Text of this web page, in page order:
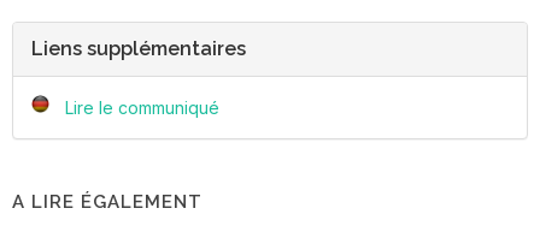
Liens supplémentaires
Lire le communiqué
A LIRE ÉGALEMENT